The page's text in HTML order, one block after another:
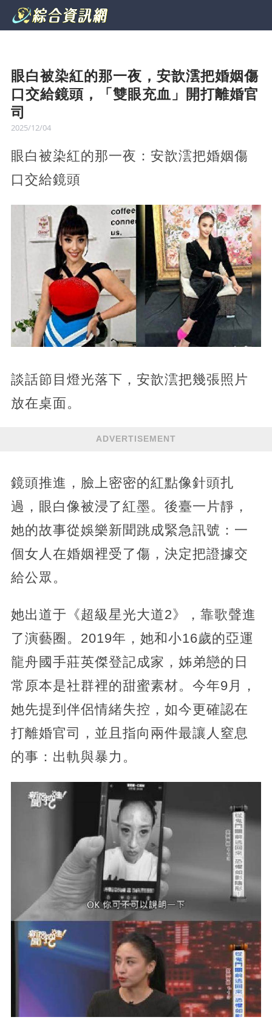
眼白被染紅的那一夜，安歆澐把婚姻傷
口交給鏡頭，「雙眼充血」開打離婚官
司
2025/12/04
眼白被染紅的那一夜：安歆澐把婚姻傷
口交給鏡頭
談話節目燈光落下，安歆澐把幾張照片
放在桌面。
ADVERTISEMENT
鏡頭推進，臉上密密的紅點像針頭扎
過，眼白像被浸了紅墨。後臺一片靜，
她的故事從娛樂新聞跳成緊急訊號：一
個女人在婚姻裡受了傷，決定把證據交
給公眾。
她出道于《超級星光大道2》，靠歌聲進
了演藝圈。2019年，她和小16歲的亞運
龍舟國手莊英傑登記成家，姊弟戀的日
常原本是社群裡的甜蜜素材。今年9月，
她先提到伴侶情緒失控，如今更確認在
打離婚官司，並且指向兩件最讓人窒息
的事：出軌與暴力。